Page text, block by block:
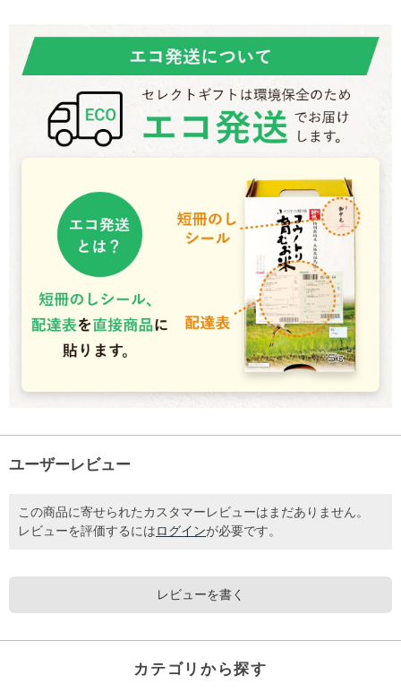
ユーザーレビュー
この商品に寄せられたカスタマーレビューはまだありません。
レビューを評価するには ログインが必要です。
レビューを書く
カテゴリから探す